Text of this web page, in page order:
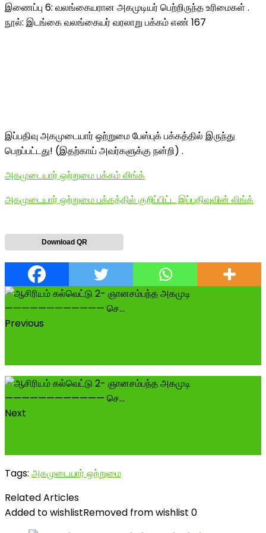
இணைப்பு 6: வலங்கையரான அகமுடியர் பெற்றிருந்த உரிமைகள் .
நூல்: இடங்கை வலங்கையர் வரலாறு பக்கம் எண் 167
இப்பதிவு அகமுடையார் ஒற்றுமை பேஸ்புக் பக்கத்தில் இருந்து
பெறப்பட்டது! (இதற்காய் அவர்களுக்கு நன்றி) .
அகமுடையார் ஒற்றுமை பக்கம் லிங்க்
அகமுடையார் ஒற்றுமை பக்கத்தில் குறிப்பிட்ட இப்பதிவுவின் லிங்க்
Download QR
Previous
Next
Tags: அகமுடையார் ஒற்றுமை
Related Articles
Added to wishlistRemoved from wishlist 0